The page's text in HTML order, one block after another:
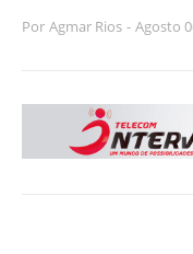
Por Agmar Rios - Agosto